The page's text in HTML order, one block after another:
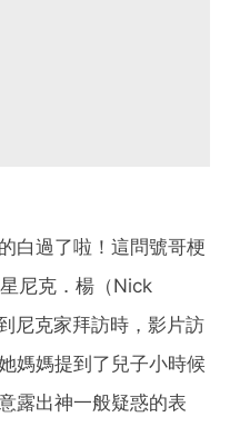
白過了啦！這問號哥梗
尼克．楊（Nick
尼克家拜訪時，影片訪
媽媽提到了兒子小時候
露出神一般疑惑的表